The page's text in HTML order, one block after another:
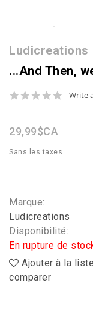
Ludicreations
...And Then,
0.0
Write
29,99$CA
Sans les taxes
Marque:
Ludicreations
Disponibilité:
En rupture de
Ajouter à la
comparer